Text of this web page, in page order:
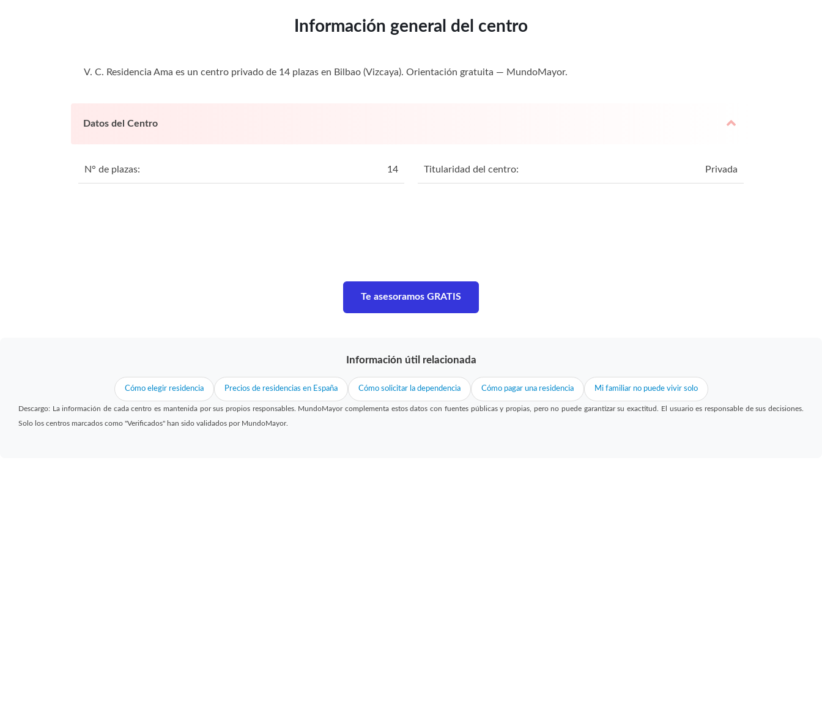
Información general del centro
V. C. Residencia Ama es un centro privado de 14 plazas en Bilbao (Vizcaya). Orientación gratuita — MundoMayor.
Datos del Centro
N° de plazas: 14 Titularidad del centro: Privada
Te asesoramos GRATIS
Información útil relacionada
Cómo elegir residencia Precios de residencias en España Cómo solicitar la dependencia Cómo pagar una residencia Mi familiar no puede vivir solo
Descargo: La información de cada centro es mantenida por sus propios responsables. MundoMayor complementa estos datos con fuentes públicas y propias, pero no puede garantizar su exactitud. El usuario es responsable de sus decisiones.
Solo los centros marcados como "Verificados" han sido validados por MundoMayor.